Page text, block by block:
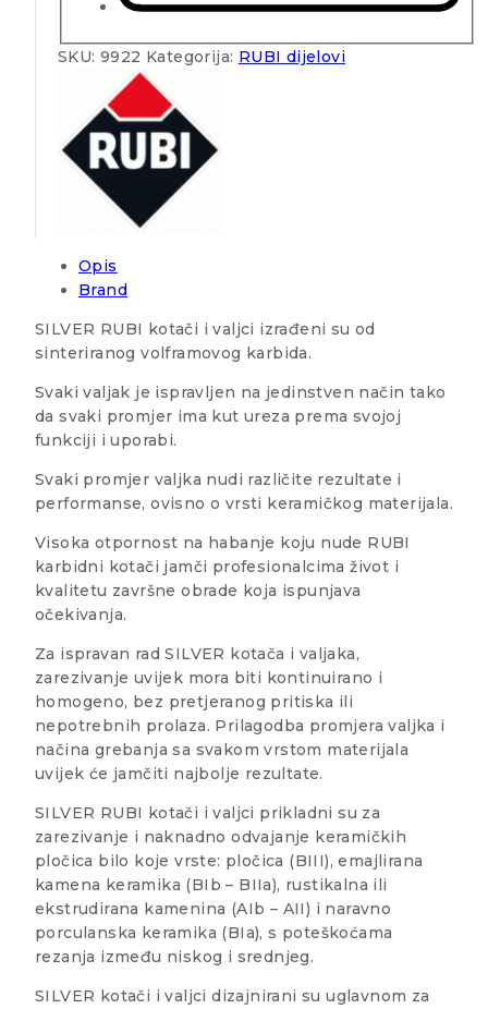
SKU: 9922 Kategorija: RUBI dijelovi
Opis
Brand
SILVER RUBI kotači i valjci izrađeni su od
sinteriranog volframovog karbida.
Svaki valjak je ispravljen na jedinstven način tako
da svaki promjer ima kut ureza prema svojoj
funkciji i uporabi.
Svaki promjer valjka nudi različite rezultate i
performanse, ovisno o vrsti keramičkog materijala.
Visoka otpornost na habanje koju nude RUBI
karbidni kotači jamči profesionalcima život i
kvalitetu završne obrade koja ispunjava
očekivanja.
Za ispravan rad SILVER kotača i valjaka,
zarezivanje uvijek mora biti kontinuirano i
homogeno, bez pretjeranog pritiska ili
nepotrebnih prolaza. Prilagodba promjera valjka i
načina grebanja sa svakom vrstom materijala
uvijek će jamčiti najbolje rezultate.
SILVER RUBI kotači i valjci prikladni su za
zarezivanje i naknadno odvajanje keramičkih
pločica bilo koje vrste: pločica (BIII), emajlirana
kamena keramika (BIb – BIIa), rustikalna ili
ekstrudirana kamenina (AIb – AII) i naravno
porculanska keramika (BIa), s poteškoćama
rezanja između niskog i srednjeg.
SILVER kotači i valjci dizajnirani su uglavnom za